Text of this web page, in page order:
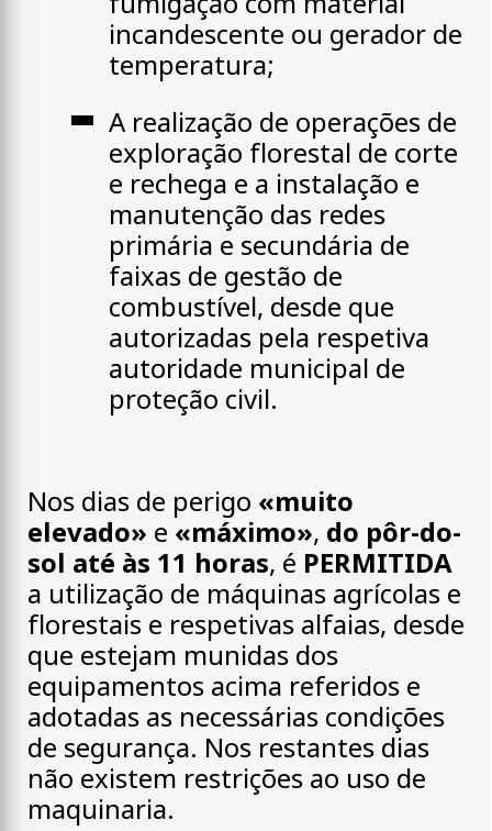
incandescente ou gerador de
temperatura;
A realização de operações de
exploração florestal de corte
e rechega e a instalação e
manutenção das redes
primária e secundária de
faixas de gestão de
combustível, desde que
autorizadas pela respetiva
autoridade municipal de
proteção civil.
Nos dias de perigo «muito
elevado» e «máximo», do pôr-do-
sol até às 11 horas, é PERMITIDA
a utilização de máquinas agrícolas e
florestais e respetivas alfaias, desde
que estejam munidas dos
equipamentos acima referidos e
adotadas as necessárias condições
de segurança. Nos restantes dias
não existem restrições ao uso de
maquinaria.